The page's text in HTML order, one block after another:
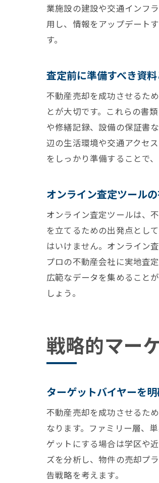
業施設の建設や交通インフ
用し、情報をアップデート
す。
査定前に準備すべき資
不動産売却を成功させるた
とが大切です。これらの書
や修繕記録、設備の保証書
辺の生活環境や交通アクセ
をしっかり準備することで
オンライン査定ツール
オンライン査定ツールは、
を立てるための出発点とし
はいけません。オンライン
プロの不動産会社に実地査
広範なデータを集めること
しょう。
戦略的マー
ターゲットバイヤーを
不動産売却を成功させるた
なります。ファミリー層、
ゲットにする場合は学区や
ズを分析し、物件の売却プ
告戦略を考えます。